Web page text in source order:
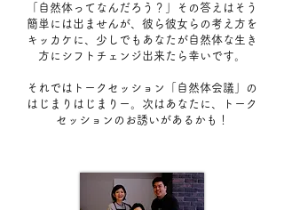
「自然体ってなんだろう？」その答えはそう
簡単には出ませんが、彼ら彼女らの考え方を
キッカケに、少しでもあなたが自然体な生き
方にシフトチェンジ出来たら幸いです。
それではトークセッション「自然体会議」の
はじまりはじまりー。次はあなたに、トーク
セッションのお誘いがあるかも！